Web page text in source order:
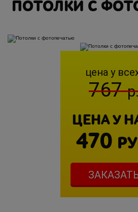
ПОТОЛКИ С
цена у
767
ЦЕНА У
470